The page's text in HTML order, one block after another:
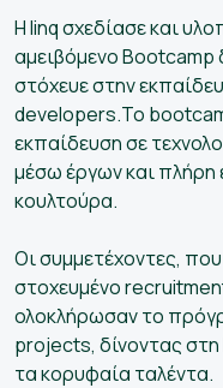
Η linq σχεδίασε και
αμειβόμενο
στόχευε στην
developers.Το
εκπαίδευση σε
μέσω έργων και πλήρη
κουλτούρα.
Οι συμμετέχοντες,
στοχευμένο
ολοκλήρωσαν το
projects, δίνοντας στη
τα κορυφαία ταλέντα.